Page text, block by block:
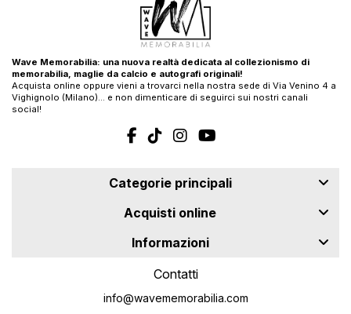
Wave Memorabilia: una nuova realtà dedicata al collezionismo di
memorabilia, maglie da calcio e autografi originali!
Acquista online oppure vieni a trovarci nella nostra sede di Via Venino 4 a
Vighignolo (Milano)… e non dimenticare di seguirci sui nostri canali
social!
Categorie principali
Acquisti online
Informazioni
Contatti
info@wavememorabilia.com